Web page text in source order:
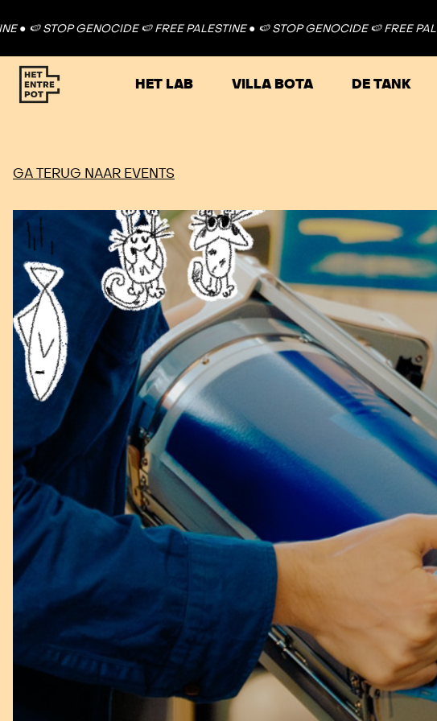
GENOCIDE 🍉 FREE PALESTINE ● 🍉 STOP GENOCIDE 🍉 FREE PALESTINE ●
HET LAB VILLA BOTA DE TANK
GA TERUG NAAR EVENTS